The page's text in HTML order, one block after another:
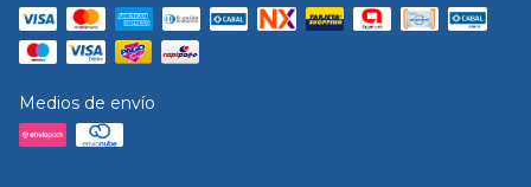
Medios de envío